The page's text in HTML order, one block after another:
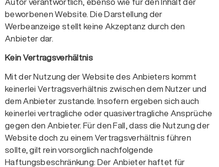
beworbenen Website. Die Darstellung der
Werbeanzeige stellt keine Akzeptanz durch den
Anbieter dar.
Kein Vertragsverhältnis
Mit der Nutzung der Website des Anbieters kommt
keinerlei Vertragsverhältnis zwischen dem Nutzer und
dem Anbieter zustande. Insofern ergeben sich auch
keinerlei vertragliche oder quasivertragliche Ansprüche
gegen den Anbieter. Für den Fall, dass die Nutzung der
Website doch zu einem Vertragsverhältnis führen
sollte, gilt rein vorsorglich nachfolgende
Haftungsbeschränkung: Der Anbieter haftet für